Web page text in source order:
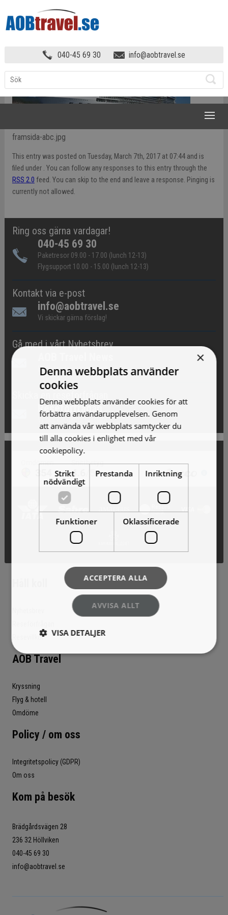
040-45 69 30 info@aobtravel.se
framsida-abc.jpg
This entry was posted on Tuesday, March 7th, 2017 at 07:44 and is
filed under . You can follow any responses to this entry through the
RSS 2.0 feed. You can skip to the end and leave a response. Pinging is
currently not allowed.
Ring oss gärna vardagar!
040-45 69 30
Paketresor 09.00 - 17.00 (lunch 12-13)
Flygsupport 10.00 - 15.00 (lunch 12-13)
Kontakt via e-post
info@aobtravel.se
Vi skickar gärna förslag!
Gå med i vårt Nyhetsbrev
Erbjudande och nyheter!
Skicka en reseförfrågan
Reseförfrågan
Resevillkor
AOB Travel
Kryssning
Flyg & hotell
Omdöme
Policy / om oss
Integritetspolicy (GDPR)
Om oss
Kom på besök
Brädgårdsvägen 28
236 32 Höllviken
040-45 69 30
info@aobtravel.se
×
Denna webbplats använder
cookies
Denna webbplats använder cookies för att
förbättra användarupplevelsen. Genom
att använda vår webbplats samtycker du
till alla cookies i enlighet med vår
cookiepolicy.
Strikt
nödvändigt
Prestanda Inriktning
Funktioner Oklassificerade
ACCEPTERA ALLA
AVVISA ALLT
VISA DETALJER